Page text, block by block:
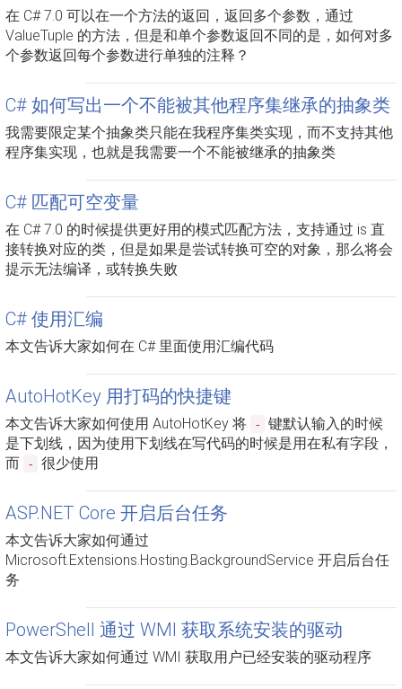
在 C# 7.0 可以在一个方法的返回，返回多个参数，通过
ValueTuple 的方法，但是和单个参数返回不同的是，如何对多
个参数返回每个参数进行单独的注释？
C# 如何写出一个不能被其他程序集继承的抽象类
我需要限定某个抽象类只能在我程序集类实现，而不支持其他
程序集实现，也就是我需要一个不能被继承的抽象类
C# 匹配可空变量
在 C# 7.0 的时候提供更好用的模式匹配方法，支持通过 is 直
接转换对应的类，但是如果是尝试转换可空的对象，那么将会
提示无法编译，或转换失败
C# 使用汇编
本文告诉大家如何在 C# 里面使用汇编代码
AutoHotKey 用打码的快捷键
本文告诉大家如何使用 AutoHotKey 将 -
键默认输入的时候
是下划线，因为使用下划线在写代码的时候是用在私有字段，
而
- 很少使用
ASP.NET Core 开启后台任务
本文告诉大家如何通过
Microsoft.Extensions.Hosting.BackgroundService 开启后台任
务
PowerShell 通过 WMI 获取系统安装的驱动
本文告诉大家如何通过 WMI 获取用户已经安装的驱动程序